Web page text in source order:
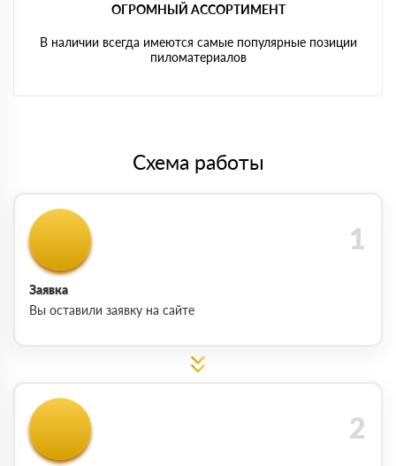
ОГРОМНЫЙ АССОРТИМЕНТ
В наличии всегда имеются самые популярные позиции
пиломатериалов
Схема работы
Заявка
Вы оставили заявку на сайте